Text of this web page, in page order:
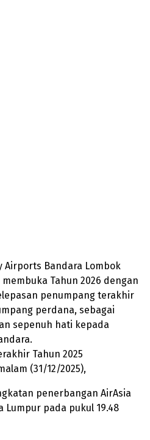
Airports Bandara Lombok
Tahun 2026 dengan
penumpang terakhir
perdana, sebagai
sepenuh hati kepada
Tahun 2025
(31/12/2025),
penerbangan AirAsia
Lumpur pada pukul 19.48